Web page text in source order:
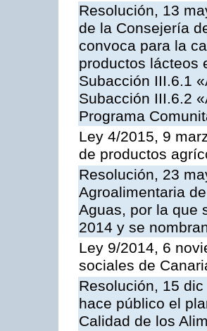
Resolución, 13
de la Consejería
convoca para la
productos lácteos
Subacción III.6.1
Subacción III.6.2
Programa
Ley 4/2015, 9
de productos
Resolución, 23
Agroalimentaria
Aguas, por la que
2014 y se
Ley 9/2014, 6
sociales de
Resolución, 15
hace público el
Calidad de los